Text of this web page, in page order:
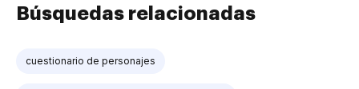
Búsquedas relacionadas
cuestionario de personajes